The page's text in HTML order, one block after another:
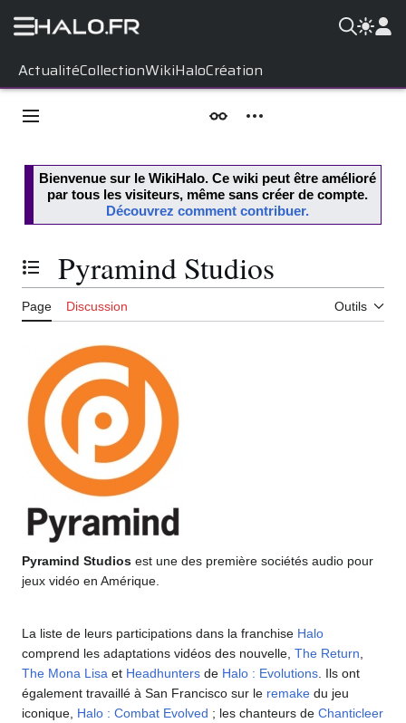
ActualitéCollectionWikiHaloCréation
contenu
Menu principal ApparenceOutils personnels
Bienvenue sur le WikiHalo. Ce wiki peut être amélioré
par tous les visiteurs, même sans créer de compte.
Découvrez comment contribuer.
Basculer la table des matières
Pyramind Studios
Page Discussion Outils
Pyramind Studios est une des première sociétés audio pour
jeux vidéo en Amérique.
La liste de leurs participations dans la franchise Halo
comprend les adaptations vidéos des nouvelle, The Return
The Mona Lisa et Headhunters de Halo : Evolutions . Ils ont
également travaillé à San Francisco sur le remake du jeu
iconique, Halo : Combat Evolved ; les chanteurs de Chanticleer